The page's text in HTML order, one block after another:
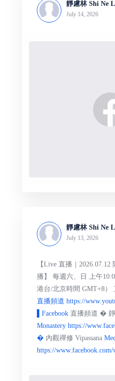
靜慮林 Shi Ne
July 14, 2026
靜慮林 Shi Ne
July 13, 2026
【Live 直播｜
播】 每週六、日 上午10:00am ~ 11:00am（馬新/
直播頻道 https://
▌Facebook 直播頻道 �
Monastery https://
� 內觀禪修 Vipassana
https://www.facebook.com/